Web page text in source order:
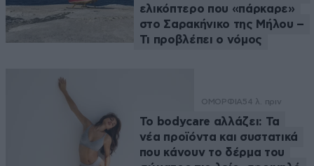
ελικόπτερο που «πάρκαρε»
στο Σαρακήνικο της Μήλου –
Τι προβλέπει ο νόμος
ΟΜΟΡΦΙΑ54 λ. πριν
Το bodycare αλλάζει: Τα
νέα προϊόντα και συστατικά
που κάνουν το δέρμα του